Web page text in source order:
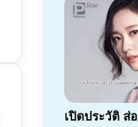
เปิดประวัติ ส่